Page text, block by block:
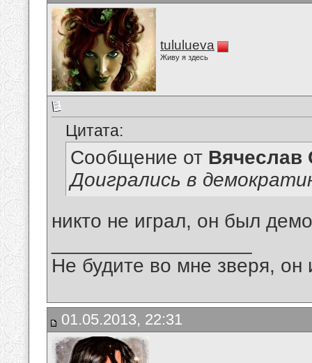
tululueva
Живу я здесь
Цитата:
Сообщение от Вячеслав
Доигрались в
никто не играл, он был
Не будите во мне зверя, он
01.05.2013, 22:31